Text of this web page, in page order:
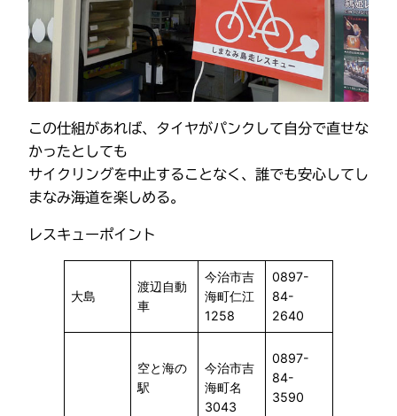
この仕組があれば、タイヤがパンクして自分で直せな
かったとしても
サイクリングを中止することなく、誰でも安心してし
まなみ海道を楽しめる。
レスキューポイント
大島
渡辺自動
車
今治市吉
海町仁江
1258
0897-
84-
2640
空と海の
駅
今治市吉
海町名
3043
0897-
84-
3590